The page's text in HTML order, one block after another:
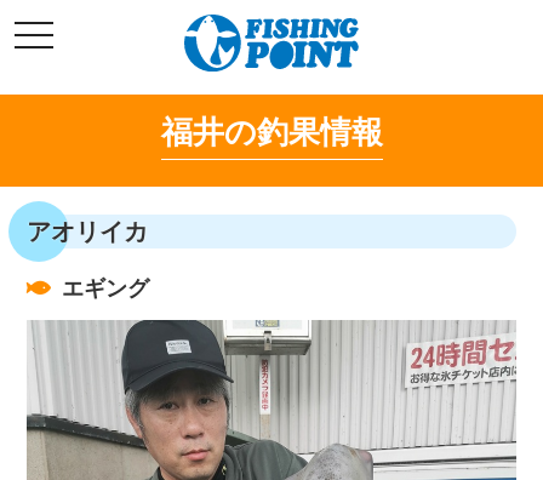
ン
ン
ス
キ
ッ
t
o
l
g
t
o
n
福井の釣果情報
アオリイカ
エギング